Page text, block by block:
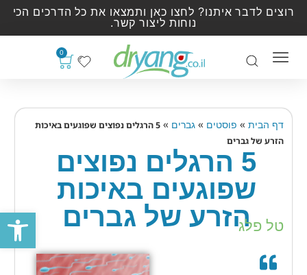
פתח
רוצים לדבר איתנו? לחצו כאן ותמצאו את כל הדרכים הכי
נוחות ליצור קשר.
0
דף הבית » פוסטים »גברים » 5 הרגלים נפוצים שפוגעים באיכות
הזרע של גברים
5 הרגלים נפוצים
שפוגעים באיכות
הזרע של גבריםטל פלג